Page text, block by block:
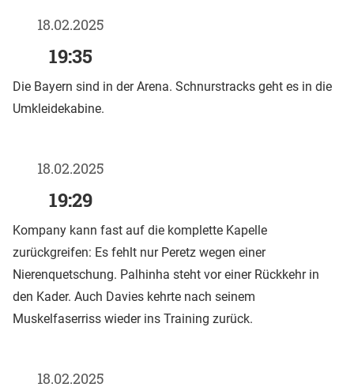
18.02.2025
19:35
Die Bayern sind in der Arena. Schnurstracks geht es in die
Umkleidekabine.
18.02.2025
19:29
Kompany kann fast auf die komplette Kapelle
zurückgreifen: Es fehlt nur Peretz wegen einer
Nierenquetschung. Palhinha steht vor einer Rückkehr in
den Kader. Auch Davies kehrte nach seinem
Muskelfaserriss wieder ins Training zurück.
18.02.2025